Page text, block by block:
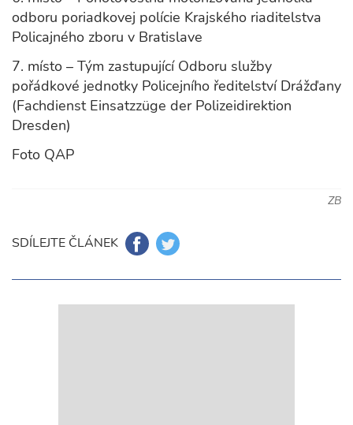
odboru poriadkovej polície Krajského riaditelstva
Policajného zboru v Bratislave
7. místo – Tým zastupující Odboru služby
pořádkové jednotky Policejního ředitelství Drážďany
(Fachdienst Einsatzzüge der Polizeidirektion
Dresden)
Foto QAP
ZB
SDÍLEJTE ČLÁNEK